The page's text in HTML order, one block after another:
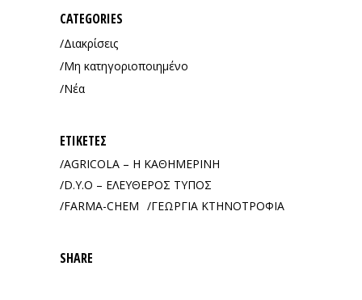
CATEGORIES
Διακρίσεις
Μη κατηγοριοποιημένο
Νέα
ΕΤΙΚΈΤΕΣ
AGRICOLA – Η ΚΑΘΗΜΕΡΙΝΗ
D.Y.O – ΕΛΕΥΘΕΡΟΣ ΤΥΠΟΣ
FARMA-CHEM
ΓΕΩΡΓΙΑ ΚΤΗΝΟΤΡΟΦΙΑ
SHARE